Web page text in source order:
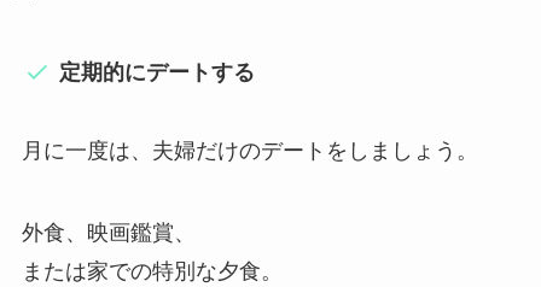
定期的にデートする
月に一度は、夫婦だけのデートをしましょう。
外食、映画鑑賞、
または家での特別な夕食。